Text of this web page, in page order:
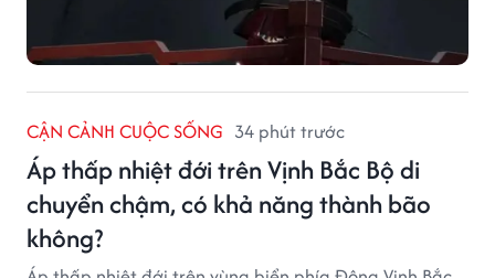
CẬN CẢNH CUỘC SỐNG 34 phút trước
Áp thấp nhiệt đới trên Vịnh Bắc Bộ di
chuyển chậm, có khả năng thành bão
không?